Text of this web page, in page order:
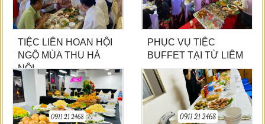
TIỆC LIÊN HOAN HỘI
NGỘ MÙA THU HÀ
NỘI
PHỤC VỤ TIỆC
BUFFET TẠI TỪ LIÊM